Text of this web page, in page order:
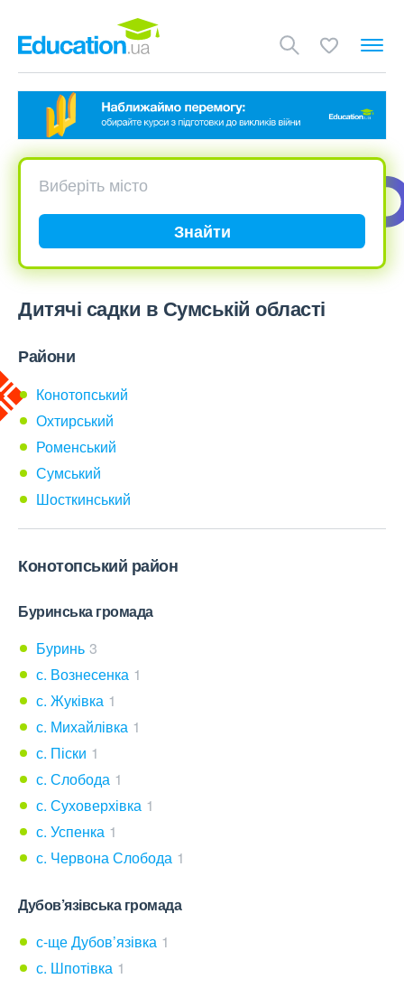
Знайти
Дитячі садки в Сумській області
Райони
Конотопський
Охтирський
Роменський
Сумський
Шосткинський
Конотопський район
Буринська громада
Буринь 3
с. Вознесенка 1
с. Жуківка 1
с. Михайлівка 1
с. Піски 1
с. Слобода 1
с. Суховерхівка 1
с. Успенка 1
с. Червона Слобода 1
Дубов’язівська громада
с-ще Дубов’язівка 1
с. Шпотівка 1